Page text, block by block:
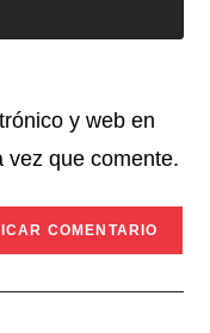
y web en
vez que comente.